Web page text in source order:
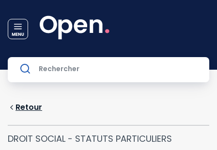
Retour
DROIT SOCIAL - STATUTS PARTICULIERS